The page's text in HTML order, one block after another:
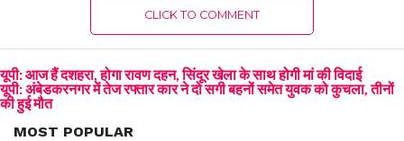
CLICK TO COMMENT
यूपी: आज हैं दशहरा, होगा रावण दहन, सिंदूर खेला के साथ होगी मां की विदाई
यूपी: अंबेडकरनगर में तेज रफ्तार कार ने दो सगी बहनों समेत युवक को कुचला, तीनों
की हुई मौत
MOST POPULAR